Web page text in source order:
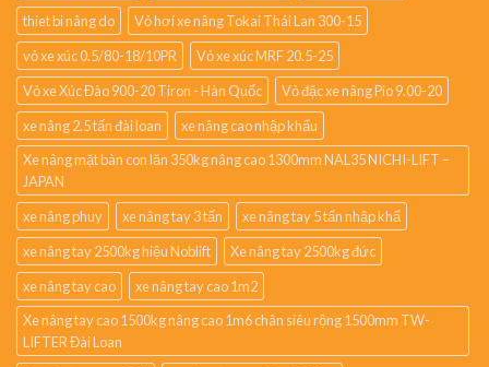
thiet bi nâng do
Vỏ hơi xe nâng Tokai Thái Lan 300-15
vỏ xe xúc 0.5/80-18/10PR
Vỏ xe xúc MRF 20.5-25
Vỏ xe Xúc Đào 900-20 Tiron - Hàn Quốc
Vỏ đặc xe nâng Pio 9.00-20
xe nâng 2.5 tấn đài loan
xe nâng cao nhập khẩu
Xe nâng mặt bàn con lăn 350kg nâng cao 1300mm NAL35 NICHI-LIFT –
JAPAN
xe nâng phuy
xe nâng tay 3 tấn
xe nâng tay 5 tấn nhập khẩ
xe nâng tay 2500kg hiệu Noblift
Xe nâng tay 2500kg đức
xe nâng tay cao
xe nâng tay cao 1m2
Xe nâng tay cao 1500kg nâng cao 1m6 chân siêu rộng 1500mm TW-
LIFTER Đài Loan